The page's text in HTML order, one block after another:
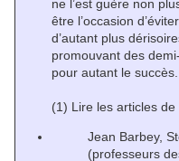
ne l’est guère non
être l’occasion
d’autant plus
promouvant des
pour autant le succès.
(1) Lire les articles de
Jean Barbey,
(professeurs